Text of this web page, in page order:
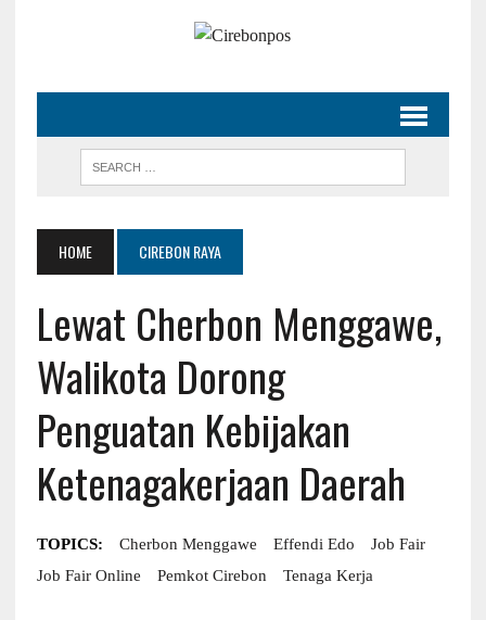
HOME CIREBON RAYA
Lewat Cherbon Menggawe,
Walikota Dorong
Penguatan Kebijakan
Ketenagakerjaan Daerah
TOPICS: Cherbon Menggawe Effendi Edo
Job Fair
Job Fair Online
Pemkot Cirebon Tenaga Kerja